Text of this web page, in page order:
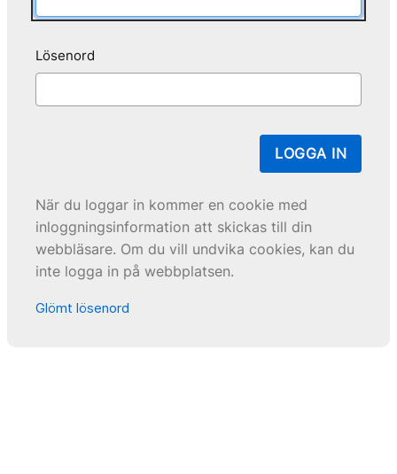
Lösenord
LOGGA IN
När du loggar in kommer en cookie med
inloggningsinformation att skickas till din
webbläsare. Om du vill undvika cookies, kan du
inte logga in på webbplatsen.
Glömt lösenord